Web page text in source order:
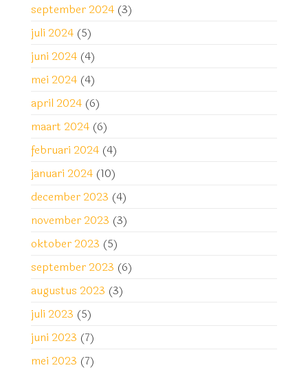
september 2024 (3)
juli 2024 (5)
juni 2024 (4)
mei 2024 (4)
april 2024 (6)
maart 2024 (6)
februari 2024 (4)
januari 2024 (10)
december 2023 (4)
november 2023 (3)
oktober 2023 (5)
september 2023 (6)
augustus 2023 (3)
juli 2023 (5)
juni 2023 (7)
mei 2023 (7)